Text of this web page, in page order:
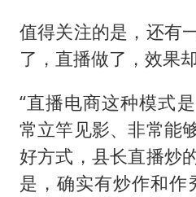
值得关注的是，还有
了，直播做了，效果
“直播电商这种模式
常立竿见影、非常能
好方式，县长直播炒
是，确实有炒作和作